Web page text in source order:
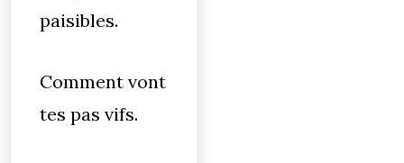
paisibles.
Comment vont
tes pas vifs.